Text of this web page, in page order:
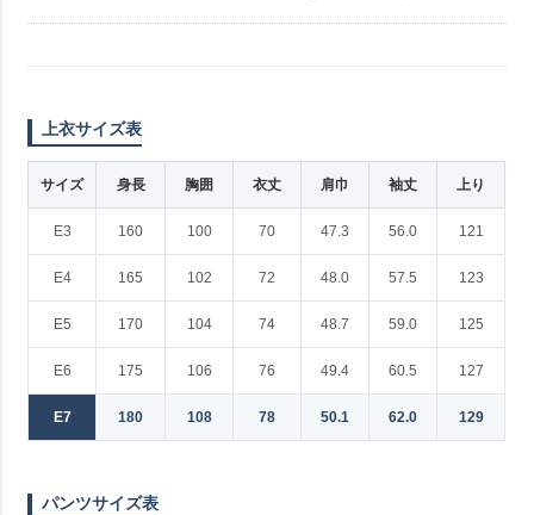
上衣サイズ表
サイズ 身長 胸囲 衣丈 肩巾 袖丈 上り
E3 160 100 70 47.3 56.0 121
E4 165 102 72 48.0 57.5 123
E5 170 104 74 48.7 59.0 125
E6 175 106 76 49.4 60.5 127
E7 180 108 78 50.1 62.0 129
パンツサイズ表